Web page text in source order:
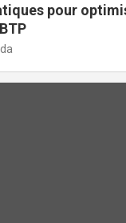
pour